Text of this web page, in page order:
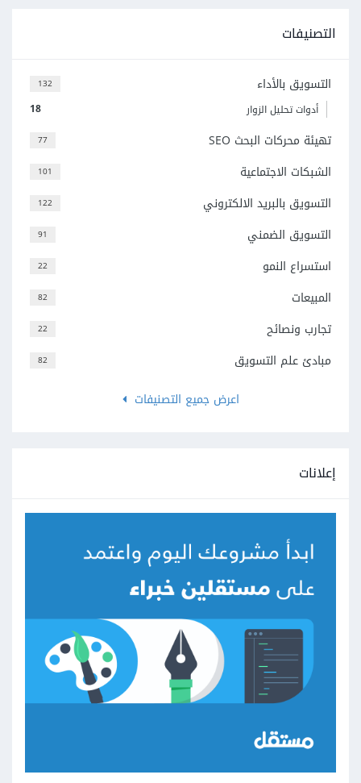
التصنيفات
132 التسويق بالأداء
18 أدوات تحليل الزوار
77 تهيئة محركات البحث SEO
101 الشبكات الاجتماعية
122 التسويق بالبريد الالكتروني
91 التسويق الضمني
22 استسراع النمو
82 المبيعات
22 تجارب ونصائح
82
مبادئ علم التسويق
اعرض جميع التصنيفات
إعلانات